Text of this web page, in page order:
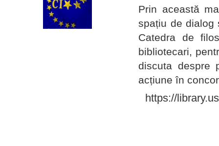
Prin această
spațiu de dialog
Catedra de
bibliotecari,
discuta despre
acțiune în
https://